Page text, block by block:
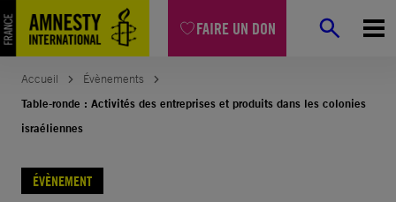
FAIRE UN DON
Accueil
Évènements
Table-ronde : Activités des entreprises et produits dans les colonies
israéliennes
ÉVÈNEMENT